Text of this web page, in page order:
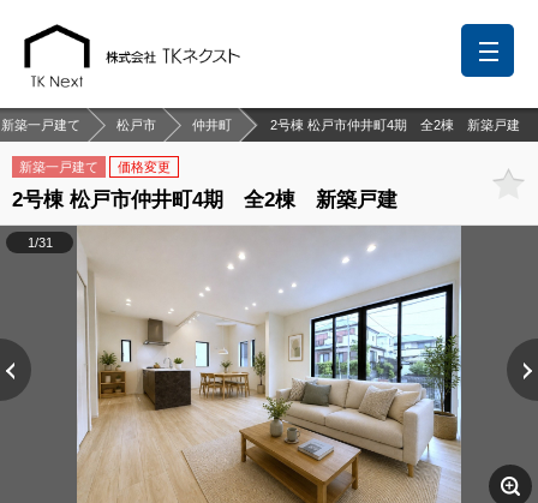
新築一戸建て 松戸市 仲井町 2号棟 松戸市仲井町4期 全2棟 新築戸建
新築一戸建て 価格変更
2号棟 松戸市仲井町4期 全2棟 新築戸建
1/31
前回の履歴 検討リスト 保存した検索条件
中国語での対応も可能です
お問い合わせ
営業メールは固くお断りします
お知らせ
千葉本店 松戸支店 成田支店 木更津支店
東京支店
神奈川支店
沖縄支店